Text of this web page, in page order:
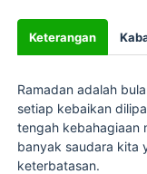
Keterangan
Ramadan adalah
setiap kebaikan
tengah kebahagiaan
banyak saudara kita
keterbatasan.